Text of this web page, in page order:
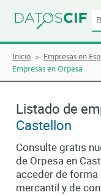
Inicio Empresas en
Empresas en Orpesa
Listado de
Castellon
Consulte gratis
de Orpesa en
acceder de
mercantil y de